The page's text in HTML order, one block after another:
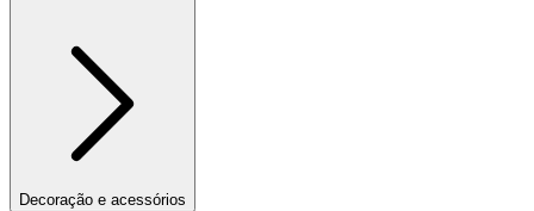
Decoração e acessórios